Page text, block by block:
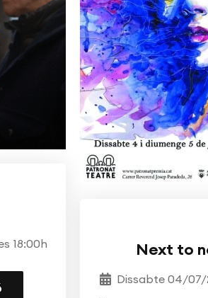
18:00h Next to
Dissabte 04/07/